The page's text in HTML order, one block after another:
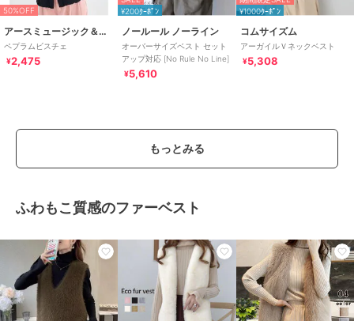
50%OFF
アースミュージック＆エコロジー
ペプラムビスチェ
¥2,475
¥200ｸｰﾎﾟﾝ
ノールール ノーライン
オーバーサイズベスト セット
アップ対応 [No Rule No Line]
¥5,610
¥1000ｸｰﾎﾟﾝ
コムサイズム
アーガイルＶネックベスト
¥5,308
もっとみる
ふわもこ質感のファーベスト